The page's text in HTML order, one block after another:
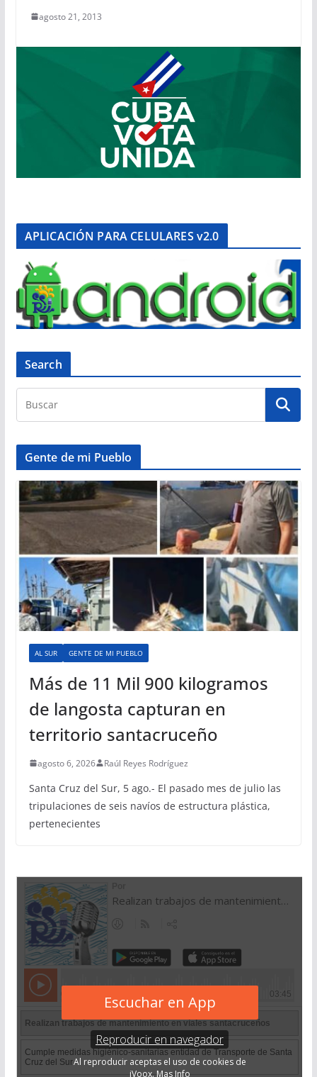
agosto 21, 2013
APLICACIÓN PARA CELULARES v2.0
Search
Gente de mi Pueblo
AL SUR GENTE DE MI PUEBLO
Más de 11 Mil 900 kilogramos
de langosta capturan en
territorio santacruceño
agosto 6, 2026 Raúl Reyes Rodríguez
Santa Cruz del Sur, 5 ago.- El pasado mes de julio las
tripulaciones de seis navíos de estructura plástica,
pertenecientes